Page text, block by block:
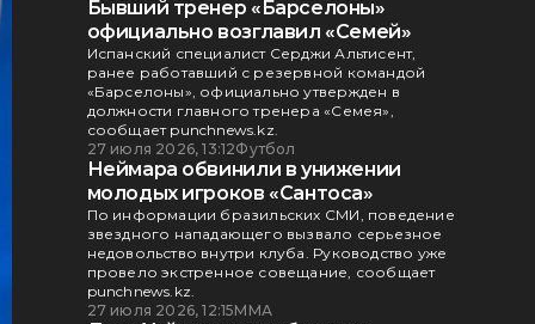
Бывший тренер «Барселоны»
официально возглавил «Семей»
Испанский специалист Серджи Альтисент,
ранее работавший с резервной командой
«Барселоны», официально утвержден в
должности главного тренера «Семея»,
сообщает punchnews.kz.
27 июля 2026, 13:12Футбол
Неймара обвинили в унижении
молодых игроков «Сантоса»
По информации бразильских СМИ, поведение
звездного нападающего вызвало серьезное
недовольство внутри клуба. Руководство уже
провело экстренное совещание, сообщает
punchnews.kz.
27 июля 2026, 12:15ММА